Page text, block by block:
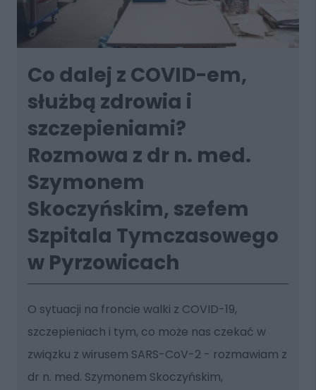
Co dalej z COVID-em,
służbą zdrowia i
szczepieniami?
Rozmowa z dr n. med.
Szymonem
Skoczyńskim, szefem
Szpitala Tymczasowego
w Pyrzowicach
O sytuacji na froncie walki z COVID-19,
szczepieniach i tym, co może nas czekać w
związku z wirusem SARS-CoV-2 - rozmawiam z
dr n. med. Szymonem Skoczyńskim,